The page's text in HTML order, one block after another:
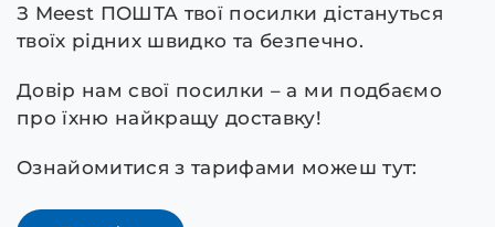
З Meest ПОШТА твої посилки дістануться
твоїх рідних швидко та безпечно.
Довір нам свої посилки – а ми подбаємо
про їхню найкращу доставку!
Ознайомитися з тарифами можеш тут: